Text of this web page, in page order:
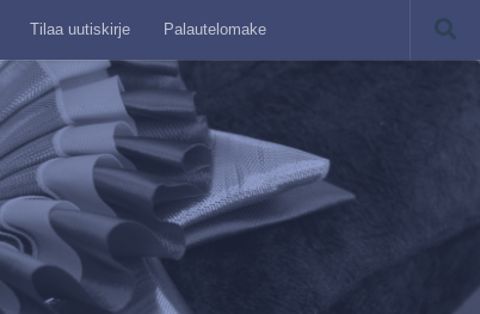
Tilaa uutiskirje Palautelomake